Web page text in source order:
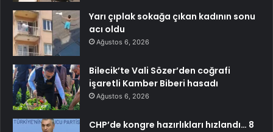
Yarı çıplak sokağa çıkan kadının sonu
acı oldu
Ağustos 6, 2026
Bilecik’te Vali Sözer’den coğrafi
işaretli Kamber Biberi hasadı
Ağustos 6, 2026
CHP’de kongre hazırlıkları hızlandı… 8